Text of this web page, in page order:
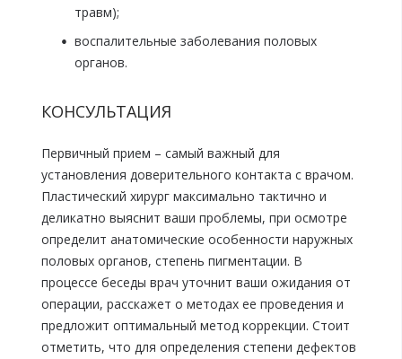
травм);
воспалительные заболевания половых
органов.
КОНСУЛЬТАЦИЯ
Первичный прием – самый важный для
установления доверительного контакта с врачом.
Пластический хирург максимально тактично и
деликатно выяснит ваши проблемы, при осмотре
определит анатомические особенности наружных
половых органов, степень пигментации. В
процессе беседы врач уточнит ваши ожидания от
операции, расскажет о методах ее проведения и
предложит оптимальный метод коррекции. Стоит
отметить, что для определения степени дефектов